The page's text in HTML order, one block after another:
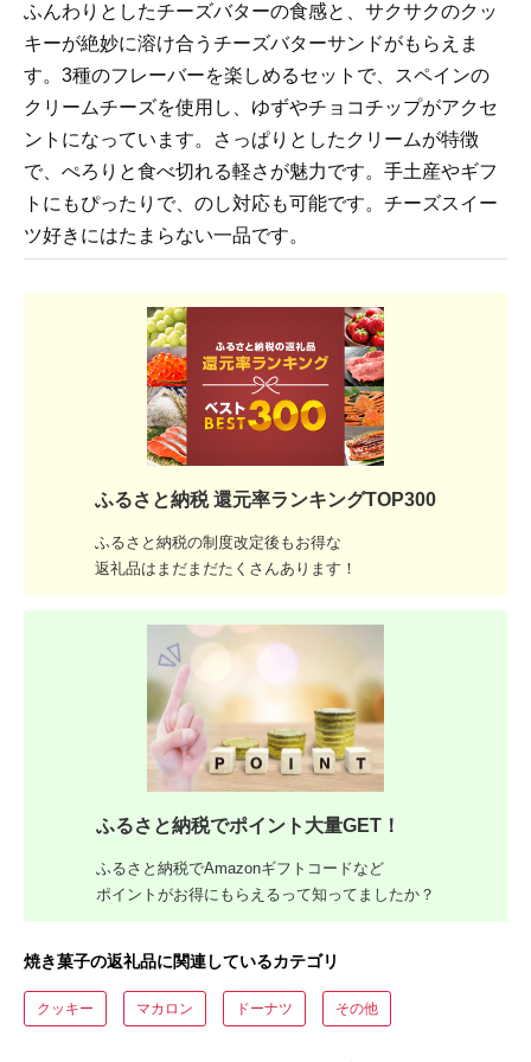
ふんわりとしたチーズバターの食感と、サクサクのクッ
キーが絶妙に溶け合うチーズバターサンドがもらえま
す。3種のフレーバーを楽しめるセットで、スペインの
クリームチーズを使用し、ゆずやチョコチップがアクセ
ントになっています。さっぱりとしたクリームが特徴
で、ぺろりと食べ切れる軽さが魅力です。手土産やギフ
トにもぴったりで、のし対応も可能です。チーズスイー
ツ好きにはたまらない一品です。
ふるさと納税 還元率ランキングTOP300
ふるさと納税の制度改定後もお得な
返礼品はまだまだたくさんあります！
ふるさと納税でポイント大量GET！
ふるさと納税でAmazonギフトコードなど
ポイントがお得にもらえるって知ってましたか？
焼き菓子の返礼品に関連しているカテゴリ
クッキー マカロン ドーナツ その他